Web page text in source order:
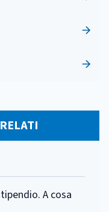
A cosa